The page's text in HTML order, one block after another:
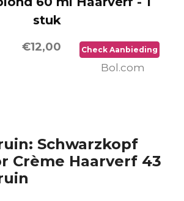
stuk
€12,00 Check Aanbieding
Bol.com
Schwarzkopf
Crème Haarverf 43